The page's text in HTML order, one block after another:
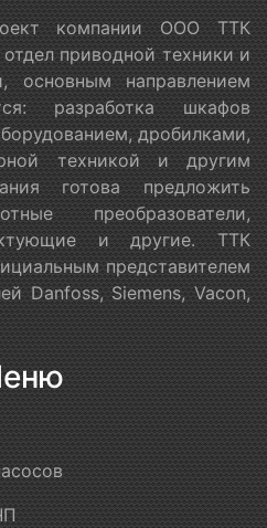
компании ООО ТТК
приводной техники и
основным направлением
разработка шкафов
дробилками,
техникой и другим
готова предложить
преобразователи,
и другие. ТТК
представителем
Danfoss, Siemens, Vacon,